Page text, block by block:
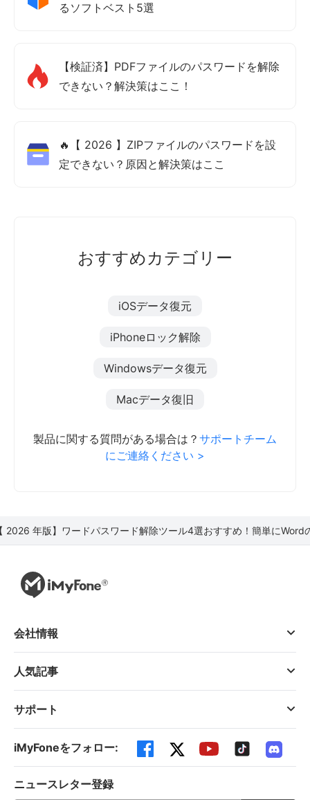
るソフトベスト5選
【検証済】PDFファイルのパスワードを解除
できない？解決策はここ！
🔥【 2026 】ZIPファイルのパスワードを設
定できない？原因と解決策はここ
おすすめカテゴリー
iOSデータ復元
iPhoneロック解除
Windowsデータ復元
Macデータ復旧
製品に関する質問がある場合は？ サポートチーム
にご連絡ください >
2026 年版】ワードパスワード解除ツール4選おすすめ！簡単にWord
会社情報
人気記事
サポート
iMyFoneをフォロー:
ニュースレター登録